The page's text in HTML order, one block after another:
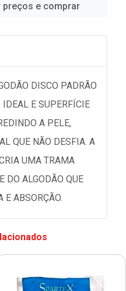
preços e comprar
DISCO PADRÃO
IDEAL E SUPERFÍCIE
A PELE,
QUE NÃO DESFIA. A
UMA TRAMA
DO ALGODÃO QUE
E ABSORÇÃO.